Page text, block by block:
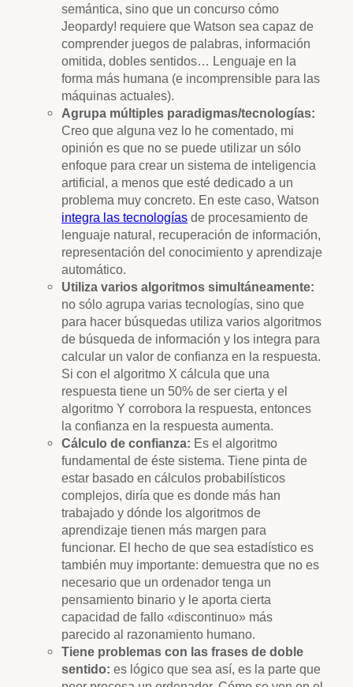
semántica, sino que un concurso cómo
Jeopardy! requiere que Watson sea capaz de
comprender juegos de palabras, información
omitida, dobles sentidos… Lenguaje en la
forma más humana (e incomprensible para las
máquinas actuales).
Agrupa múltiples paradigmas/tecnologías:
Creo que alguna vez lo he comentado, mi
opinión es que no se puede utilizar un sólo
enfoque para crear un sistema de inteligencia
artificial, a menos que esté dedicado a un
problema muy concreto. En este caso, Watson
integra las tecnologías de procesamiento de
lenguaje natural, recuperación de información,
representación del conocimiento y aprendizaje
automático.
Utiliza varios algoritmos simultáneamente:
no sólo agrupa varias tecnologías, sino que
para hacer búsquedas utiliza varios algoritmos
de búsqueda de información y los integra para
calcular un valor de confianza en la respuesta.
Si con el algoritmo X cálcula que una
respuesta tiene un 50% de ser cierta y el
algoritmo Y corrobora la respuesta, entonces
la confianza en la respuesta aumenta.
Cálculo de confianza: Es el algoritmo
fundamental de éste sistema. Tiene pinta de
estar basado en cálculos probabilísticos
complejos, diría que es donde más han
trabajado y dónde los algoritmos de
aprendizaje tienen más margen para
funcionar. El hecho de que sea estadístico es
también muy importante: demuestra que no es
necesario que un ordenador tenga un
pensamiento binario y le aporta cierta
capacidad de fallo «discontinuo» más
parecido al razonamiento humano.
Tiene problemas con las frases de doble
sentido: es lógico que sea así, es la parte que